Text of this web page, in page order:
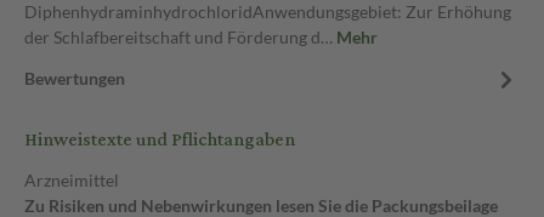
DiphenhydraminhydrochloridAnwendungsgebiet: Zur Erhöhung
der Schlafbereitschaft und Förderung d… Mehr
Bewertungen
Hinweistexte und Pflichtangaben
Arzneimittel
Zu Risiken und Nebenwirkungen lesen Sie die Packungsbeilage